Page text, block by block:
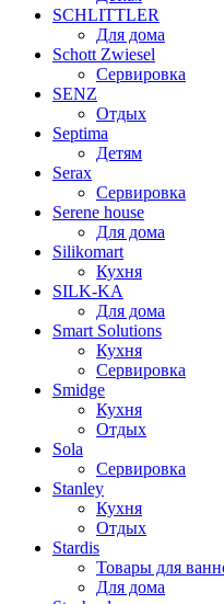
SCHLITTLER
Для дома
Schott Zwiesel
Сервировка
SENZ
Отдых
Septima
Детям
Serax
Сервировка
Serene house
Для дома
Silikomart
Кухня
SILK-KA
Для дома
Smart Solutions
Кухня
Сервировка
Smidge
Кухня
Отдых
Sola
Сервировка
Stanley
Кухня
Отдых
Stardis
Товары для
Для дома